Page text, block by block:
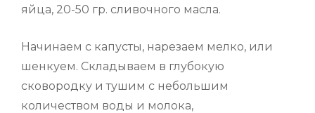
яйца, 20-50 гр. сливочного масла.
Начинаем с капусты, нарезаем мелко, или
шенкуем. Складываем в глубокую
сковородку и тушим с небольшим
количеством воды и молока,